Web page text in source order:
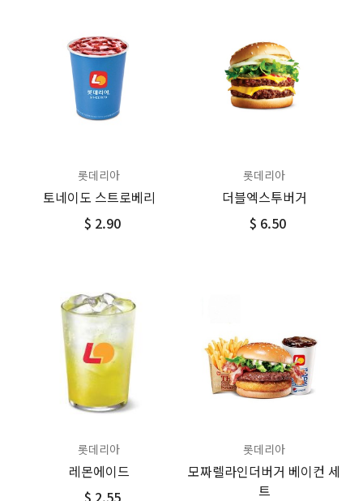
롯데리아
토네이도 스트로베리
$ 2.90
롯데리아
더블엑스투버거
$ 6.50
롯데리아
레몬에이드
$ 2.55
롯데리아
모짜렐라인더버거 베이컨 세
트